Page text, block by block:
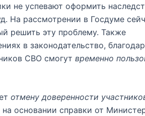
не успевают оформить
На рассмотрении в Госдуме
решить эту проблему. Также
в законодательство,
СВО смогут временно
отмену доверенности
основании справки от